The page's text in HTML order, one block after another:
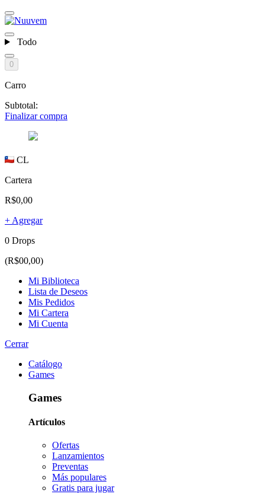
Todo
0
Carro
Subtotal:
Finalizar compra
CL
Cartera
R$0,00
+ Agregar
0 Drops
(R$00,00)
Mi Biblioteca
Lista de Deseos
Mis Pedidos
Mi Cartera
Mi Cuenta
Cerrar
Catálogo
Games
Games
Artículos
Ofertas
Lanzamientos
Preventas
Más populares
Gratis para jugar